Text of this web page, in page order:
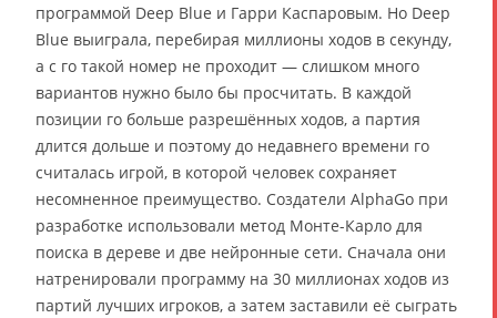
программой Deep Blue и Гарри Каспаровым. Но Deep
Blue выиграла, перебирая миллионы ходов в секунду,
а с го такой номер не проходит — слишком много
вариантов нужно было бы просчитать. В каждой
позиции го больше разрешённых ходов, а партия
длится дольше и поэтому до недавнего времени го
считалась игрой, в которой человек сохраняет
несомненное преимущество. Создатели AlphaGo при
разработке использовали метод Монте-Карло для
поиска в дереве и две нейронные сети. Сначала они
натренировали программу на 30 миллионах ходов из
партий лучших игроков, а затем заставили её сыграть